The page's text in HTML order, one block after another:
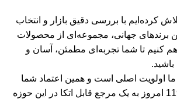
کرده‌ایم با بررسی دقیق بازار و انتخاب
برندهای جهانی، مجموعه‌ای از محصولات
کنیم تا شما تجربه‌ای مطمئن، آسان و
اولویت اصلی است و همین اعتماد شما
باعث شده تهران کار 119 امروز به یک مرجع قابل اتکا در این حوزه